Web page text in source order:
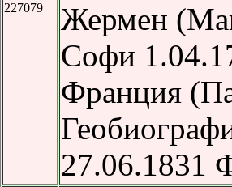
227079
Жермен
Софи
Франция
27.06.1831